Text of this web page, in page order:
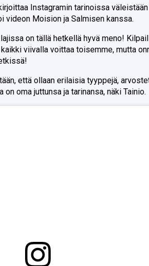
Instagramin tarinoissa
videon Moision ja Salmisen kanssa.
on tällä hetkellä hyvä meno!
viivalla voittaa toisemme, mutta
että ollaan erilaisia tyyppejä,
oma juttunsa ja tarinansa, näki Tainio.